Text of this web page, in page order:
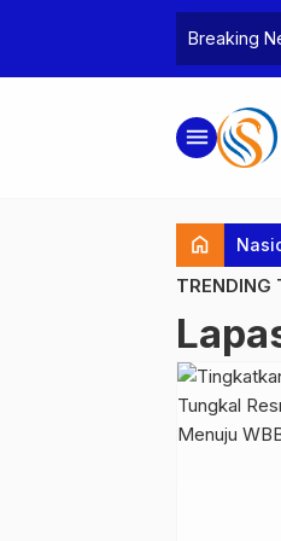
Breaking
menu
home
TRENDING